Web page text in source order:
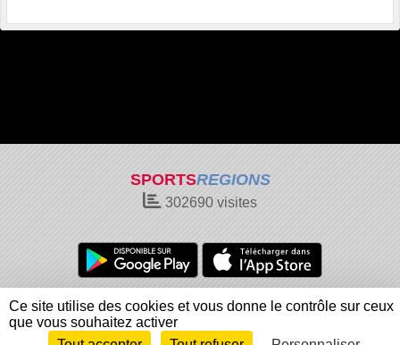
SPORTSREGIONS
302690 visites
Charte cookies
Gestion des cookies
Informations légales
Signaler un contenu inapproprié
Ce site utilise des cookies et vous donne le contrôle sur ceux
que vous souhaitez activer